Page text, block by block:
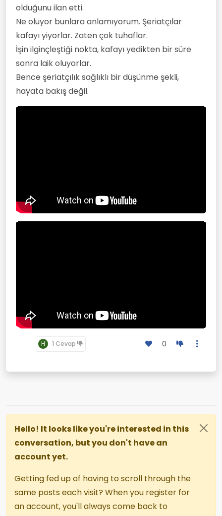
olduğunu ilan etti.
Ne oluyor bunlara anlamıyorum. Şeriatçılar
kafayı yiyorlar. Zaten çok tuhaflar.
İşin ilginçleştiği nokta, kafayı yedikten bir süre
sonra laik oluyorlar.
Bence şeriatçılık sağlıklı bir düşünme şekli,
hayata bakış değil.
H 1 Cevap 0
Hello! It looks like you're interested in this
conversation, but you don't have an
account yet.
Getting fed up of having to scroll through the
same posts each visit? When you register for
an account, you'll always come back to